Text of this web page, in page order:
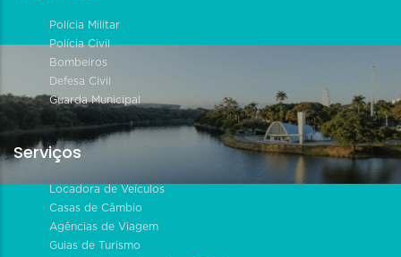
Polícia Militar
Polícia Civil
Bombeiros
Defesa Civil
Guarda Municipal
Serviços
Locadora de Veículos
Casas de Câmbio
Agências de Viagem
Guias de Turismo